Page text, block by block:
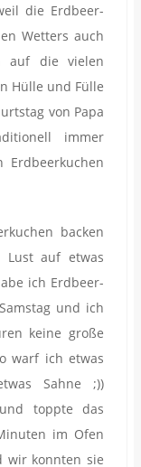
die Erdbeer-
Wetters auch
auf die vielen
Hülle und Fülle
von Papa
immer
Erdbeerkuchen
backen
Lust auf etwas
ich Erdbeer-
und ich
keine große
warf ich etwas
Sahne ;))
toppte das
im Ofen
wir konnten sie